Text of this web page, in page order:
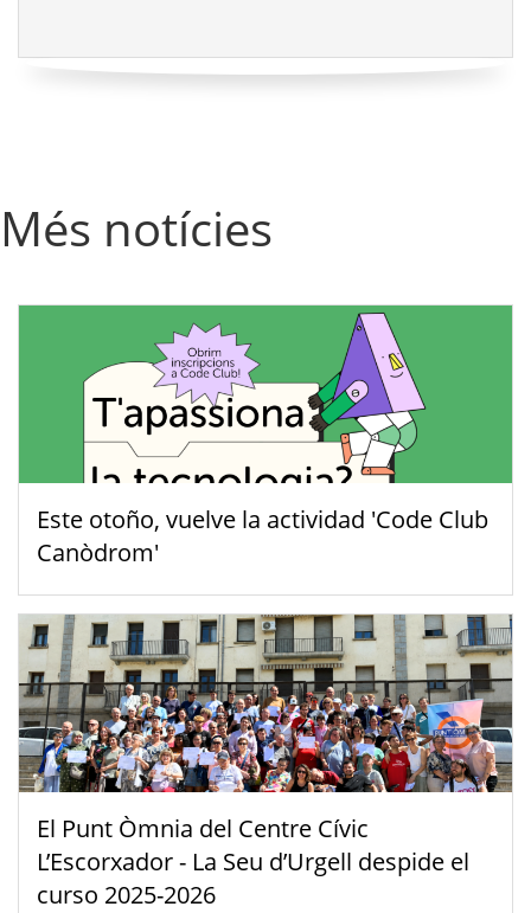
Més notícies
Este otoño, vuelve la actividad 'Code Club
Canòdrom'
El Punt Òmnia del Centre Cívic
L’Escorxador - La Seu d’Urgell despide el
curso 2025-2026